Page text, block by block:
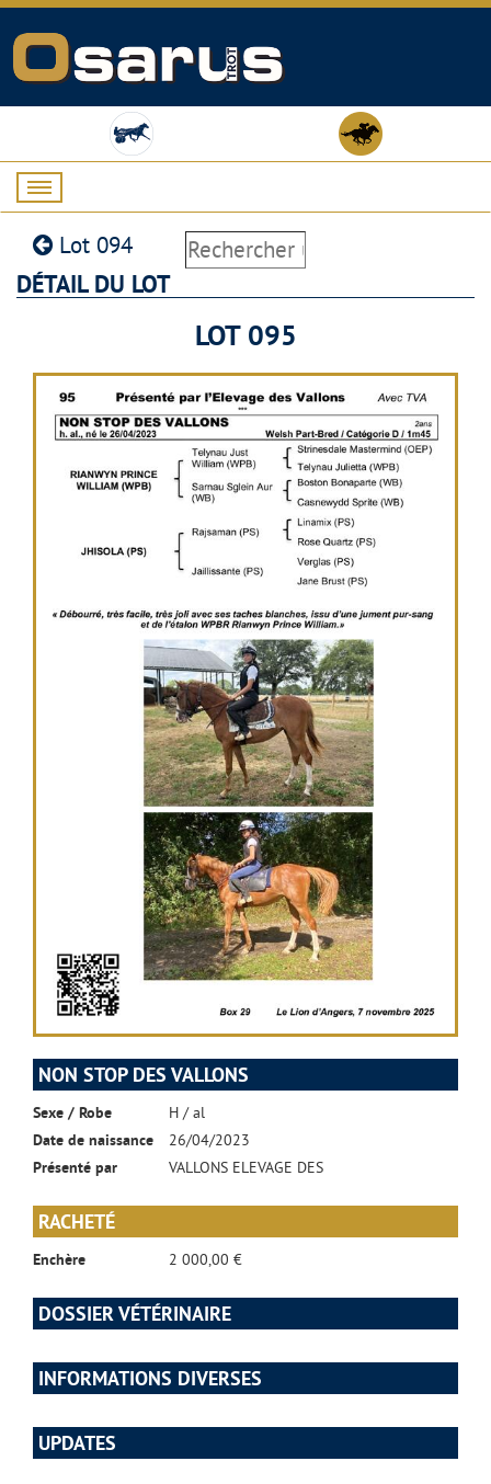
Lot 094
DÉTAIL DU LOT
LOT 095
NON STOP DES VALLONS
Sexe / Robe
H / al
Date de naissance
26/04/2023
Présenté par
VALLONS ELEVAGE DES
RACHETÉ
Enchère 2 000,00 €
DOSSIER VÉTÉRINAIRE
INFORMATIONS DIVERSES
UPDATES